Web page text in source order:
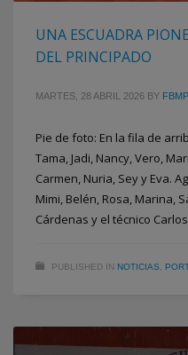
UNA ESCUADRA
DEL PRINCIPADO
MARTES, 28 ABRIL 2026 BY
Pie de foto: En la fila de
Tama, Jadi, Nancy, Vero,
Carmen, Nuria, Sey y Eva.
Mimi, Belén, Rosa, Marina,
Cárdenas y el técnico
PUBLISHED IN NOTICIAS,